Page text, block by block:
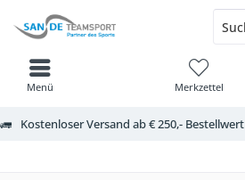
Kostenloser Versand ab € 250,- Bestellwert
Merkzettel
Menü